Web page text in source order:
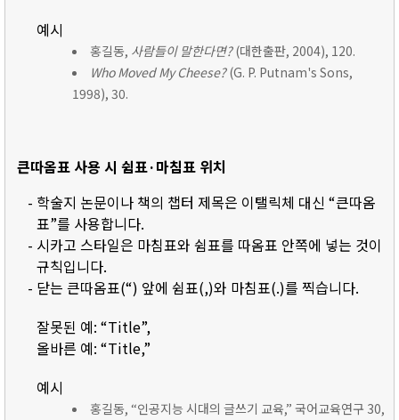
예시
홍길동, 사람들이 말한다면?(대한출판, 2004), 120.
Who Moved My Cheese?(G. P. Putnam's Sons,
1998), 30.
큰따옴표 사용 시 쉼표·마침표 위치
- 학술지 논문이나 책의 챕터 제목은 이탤릭체 대신 “큰따옴
표”를 사용합니다.
- 시카고 스타일은 마침표와 쉼표를 따옴표 안쪽에 넣는 것이
규칙입니다.
- 닫는 큰따옴표(“) 앞에 쉼표(,)와 마침표(.)를 찍습니다.
잘못된 예: “Title”,
올바른 예: “Title,”
예시
홍길동, “인공지능 시대의 글쓰기 교육,” 국어교육연구 30,